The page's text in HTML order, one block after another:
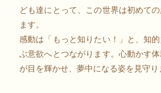
ども達にとって、この世界は初めて
ます。
感動は「もっと知りたい！」と、知
ぶ意欲へとつながります。心動かす
が目を輝かせ、夢中になる姿を見守り